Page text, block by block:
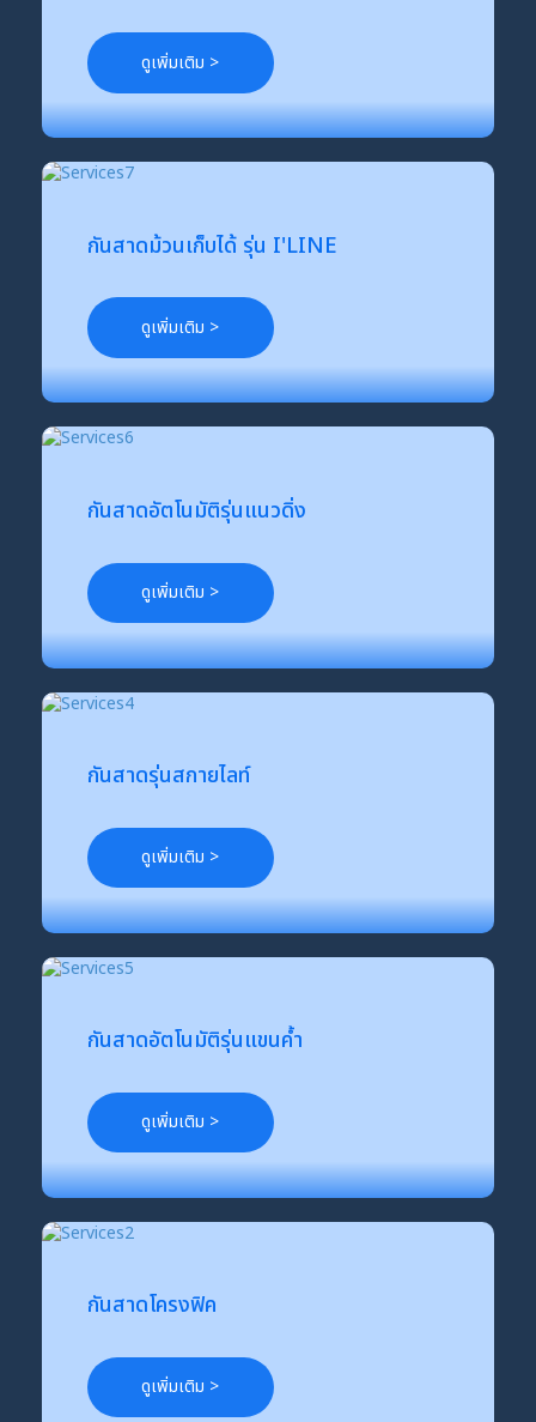
ดูเพิ่มเติม >
กันสาดม้วนเก็บได้ รุ่น I'LINE
ดูเพิ่มเติม >
กันสาดอัตโนมัติรุ่นแนวดิ่ง
ดูเพิ่มเติม >
กันสาดรุ่นสกายไลท์
ดูเพิ่มเติม >
กันสาดอัตโนมัติรุ่นแขนค้ำ
ดูเพิ่มเติม >
กันสาดโครงฟิค
ดูเพิ่มเติม >